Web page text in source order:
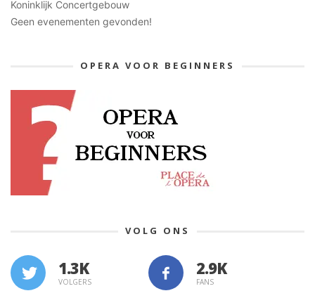
Koninklijk Concertgebouw
Geen evenementen gevonden!
OPERA VOOR BEGINNERS
VOLG ONS
1.3K
VOLGERS FANS